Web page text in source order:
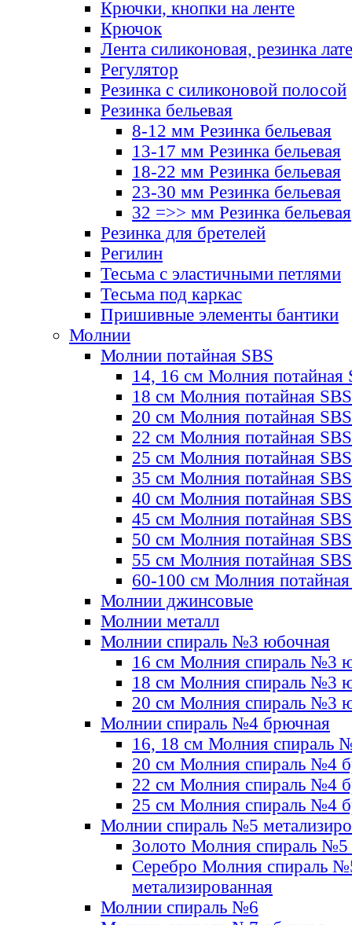
Крючки, кнопки на ленте
Крючок
Лента силиконовая, резинка
Регулятор
Резинка с силиконовой полосой
Резинка бельевая
8-12 мм Резинка бельевая
13-17 мм Резинка бельевая
18-22 мм Резинка бельевая
23-30 мм Резинка бельевая
32 =>> мм Резинка бельевая
Резинка для бретелей
Регилин
Тесьма с эластичными петлями
Тесьма под каркас
Пришивные элементы бантики
Молнии
Молнии потайная SBS
14, 16 см Молния потайная
18 см Молния потайная SBS
20 см Молния потайная SBS
22 см Молния потайная SBS
25 см Молния потайная SBS
35 см Молния потайная SBS
40 см Молния потайная SBS
45 см Молния потайная SBS
50 см Молния потайная SBS
55 см Молния потайная SBS
60-100 см Молния
Молнии джинсовые
Молнии металл
Молнии спираль №3 юбочная
16 см Молния спираль №3
18 см Молния спираль №3
20 см Молния спираль №3
Молнии спираль №4 брючная
16, 18 см Молния спираль
20 см Молния спираль №4
22 см Молния спираль №4
25 см Молния спираль №4
Молнии спираль №5
Золото Молния спираль №5
Серебро Молния спираль
метализированная
Молнии спираль №6